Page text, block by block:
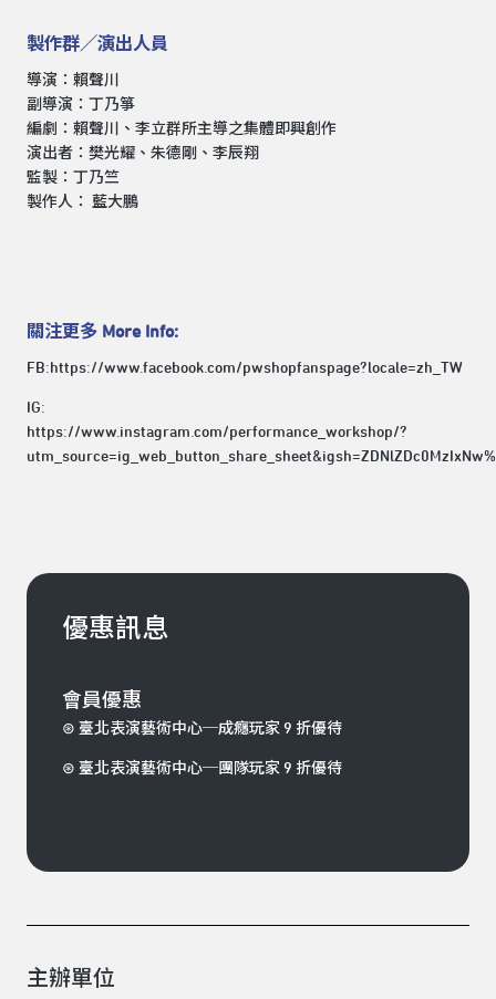
製作群／演出人員
導演：賴聲川
副導演：丁乃箏
編劇：賴聲川、李立群所主導之集體即興創作
演出者：樊光耀、朱德剛、李辰翔
監製：丁乃竺
製作人： 藍大鵬
關注更多 More Info:
FB:https://www.facebook.com/pwshopfanspage?locale=zh_TW
IG:
https://www.instagram.com/performance_workshop/?
優惠訊息
會員優惠
⊛ 臺北表演藝術中心─成癮玩家 9 折優待
⊛ 臺北表演藝術中心─團隊玩家 9 折優待
主辦單位